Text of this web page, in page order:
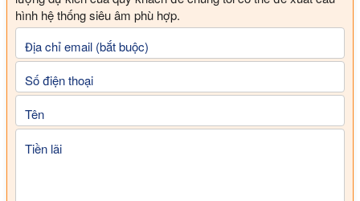
hình hệ thống siêu âm phù hợp.
Địa chỉ email (bắt buộc)
Số điện thoại
Tên
Tiền lãi